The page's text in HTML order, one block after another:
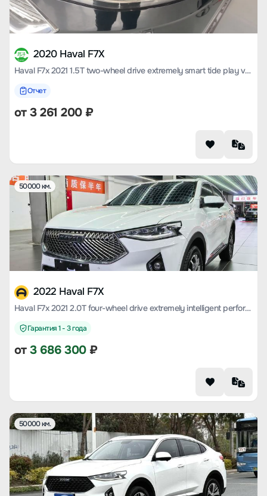
2020 Haval F7X
Haval F7x 2021 1.5T two-wheel drive extremely smart tide play version
Отчет
от3 261 200₽
50000 км.
2022 Haval F7X
Haval F7x 2021 2.0T four-wheel drive extremely intelligent performance version
Гарантия 1 - 3 года
от3 686 300₽
50000 км.